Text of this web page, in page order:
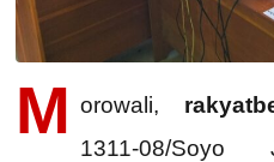
M orowali,
1311-08/